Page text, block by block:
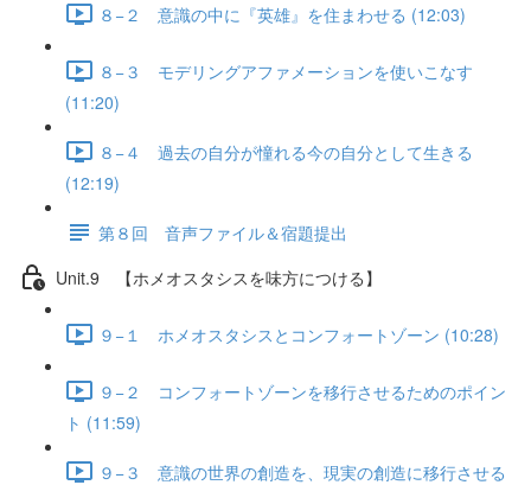
８−２ 意識の中に『英雄』を住まわせる (12:03)
８−３ モデリングアファメーションを使いこなす
(11:20)
８−４ 過去の自分が憧れる今の自分として生きる
(12:19)
第８回 音声ファイル＆宿題提出
Unit.9 【ホメオスタシスを味方につける】
９−１ ホメオスタシスとコンフォートゾーン (10:28)
９−２ コンフォートゾーンを移行させるためのポイン
ト (11:59)
９−３ 意識の世界の創造を、現実の創造に移行させる